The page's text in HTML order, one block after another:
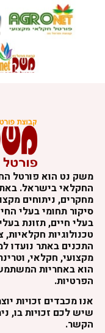
משק נט הוא פורטל
החקלאי בישראל.
מחקרים, ניתוחים
סיקור תחומי בעלי
בעלי חיים, תזונת
טכנולוגיות
התכנים באתר נועדו
מקצועי, חקלאי,
הוא באחריות
הפרטיות.
אנו מכבדים זכויות
שיש לכם זכויות בו,
הקשר.